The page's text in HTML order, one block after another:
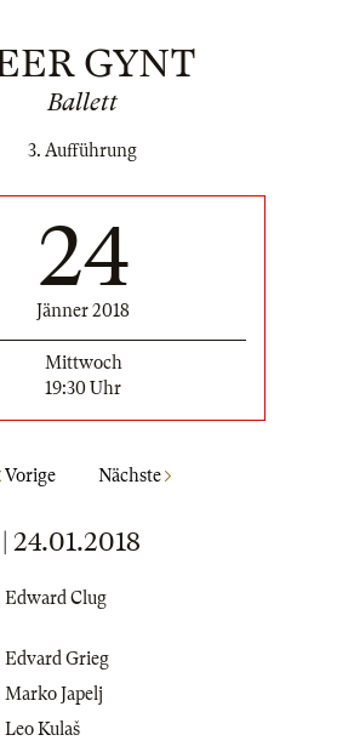
GYNT
Ballett
3. Aufführung
24
Jänner 2018
Mittwoch
19:30 Uhr
Vorige Nächste
24.01.2018
Edward Clug
Edvard Grieg
Marko Japelj
Leo Kulaš